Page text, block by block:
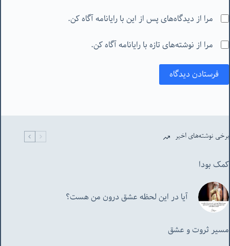
مرا از دیدگاه‌های پس از این با رایانامه آگاه کن.
مرا از نوشته‌های تازه با رایانامه آگاه کن.
فرستادن دیدگاه
برخی نوشته‌های اخیر
کمک بودا
آیا در این لحظه عشق درون من هست؟
مسیر ثروت و عشق